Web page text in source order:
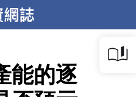
能的逐